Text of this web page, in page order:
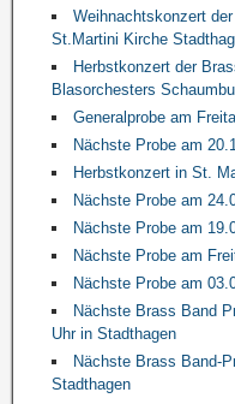
Weihnachtskonzert
St.Martini Kirche
Herbstkonzert der
Blasorchesters
Generalprobe am
Nächste Probe am
Herbstkonzert in St.
Nächste Probe am
Nächste Probe am
Nächste Probe am
Nächste Probe am
Nächste Brass Band
Uhr in Stadthagen
Nächste Brass Band-
Stadthagen